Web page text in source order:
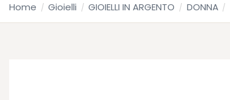
Home Gioielli GIOIELLI IN ARGENTO DONNA